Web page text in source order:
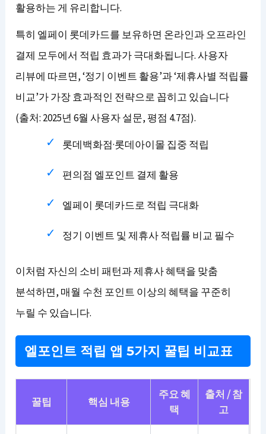
활용하는 게 유리합니다.
특히 엘페이 롯데카드를 보유하면 온라인과 오프라인
결제 모두에서 적립 효과가 극대화됩니다. 사용자
리뷰에 따르면, ‘정기 이벤트 활용’과 ‘제휴사별 적립률
비교’가 가장 효과적인 전략으로 꼽히고 있습니다
(출처: 2025년 6월 사용자 설문, 평점 4.7점).
롯데백화점·롯데아이몰 집중 적립
편의점 엘포인트 결제 활용
엘페이 롯데카드로 적립 극대화
정기 이벤트 및 제휴사 적립률 비교 필수
이처럼 자신의 소비 패턴과 제휴사 혜택을 맞춤
분석하면, 매월 수천 포인트 이상의 혜택을 꾸준히
누릴 수 있습니다.
엘포인트 적립 앱 5가지 꿀팁 비교표
꿀팁 핵심 내용
주요 혜
택
출처 / 참
고